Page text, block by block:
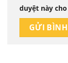
duyệt này